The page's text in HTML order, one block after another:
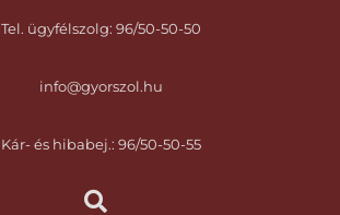
Tel. ügyfélszolg: 96/50-50-50
info@gyorszol.hu
Kár- és hibabej.: 96/50-50-55